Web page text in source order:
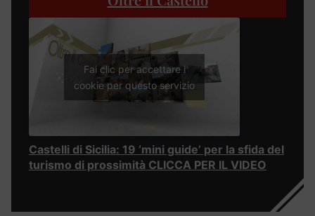
Fai clic per accettare i
cookie per questo servizio
Castelli di Sicilia: 19 ‘mini guide’ per la sfida del
turismo di prossimità CLICCA PER IL VIDEO